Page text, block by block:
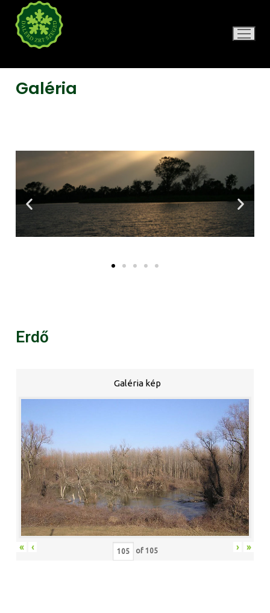
Galéria
Erdő
Galéria kép
« ‹ of 105 › »